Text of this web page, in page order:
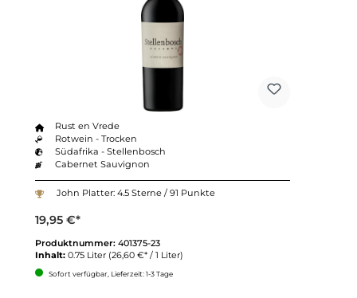
Rust en Vrede
Rotwein - Trocken
Südafrika - Stellenbosch
Cabernet Sauvignon
John Platter: 4.5 Sterne / 91 Punkte
19,95 €*
Produktnummer: 401375-23
Inhalt: 0.75 Liter (26,60 €* / 1 Liter)
Sofort verfügbar, Lieferzeit: 1-3 Tage